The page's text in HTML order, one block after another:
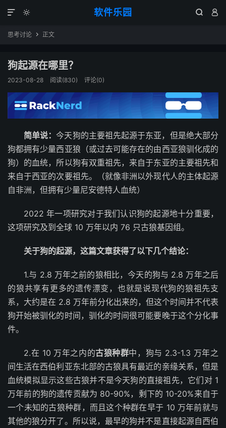
软件乐园 
 

思考讨论  正文
狗起源在哪里？
2023-08-28 阅读(830) 评论(0)
简单说：今天狗的主要祖先起源于东亚，但是绝大部分
狗都拥有少量西亚狼（或过去可能存在的由西亚狼驯化成的
狗）的血统，所以狗有双重祖先，来自于东亚的主要祖先和
来自于西亚的次要祖先。（就像非洲以外现代人的主体起源
自非洲，但拥有少量尼安德特人血统）
2022 年一项研究对于我们认识狗的起源地十分重要，
这项研究及到全球 10 万年以内 76 只古狼基因组。
关于狗的起源，这篇文章获得了以下几个结论：
1.与 2.8 万年之前的狼相比，今天的狗与 2.8 万年之后
的狼共享有更多的遗传漂变，也就是说现代狗的狼祖先支
系，大约是在 2.8 万年前分化出来的，但这个时间并不代表
狗开始被驯化的时间，驯化的时间很可能要晚于这个分化事
件。
2.在 10 万年之内的古狼种群中，狗与 2.3-1.3 万年之
间生活在西伯利亚东北部的古狼具有最近的亲缘关系，但是
血统模拟显示这些古狼并不是今天狗的直接祖先，它们对 1
万年前的狗的遗传贡献为 80-90%，剩下的 10-20%来自于
一个未知的古狼种群，而且这个种群在早于 10 万年前就与
其他的狼分开了。所以说，最早的狗并不是直接起源自西伯